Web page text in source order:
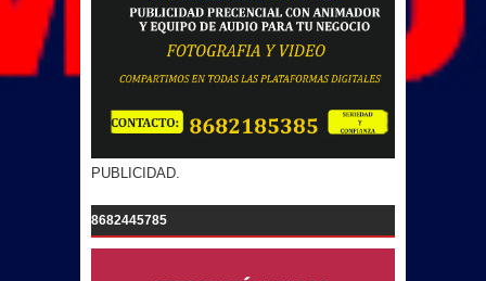
PUBLICIDAD.
8682445785